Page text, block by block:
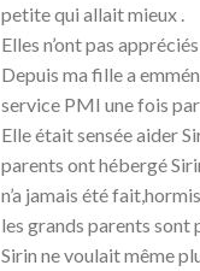
petite qui allait mieux .
Elles n’ont pas
Depuis ma fille a
service PMI une fois
Elle était sensée aider
parents ont hébergé
n’a jamais été
les grands parents sont
Sirin ne voulait même